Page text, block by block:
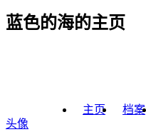
蓝色的海的主页
主页 档案
头像